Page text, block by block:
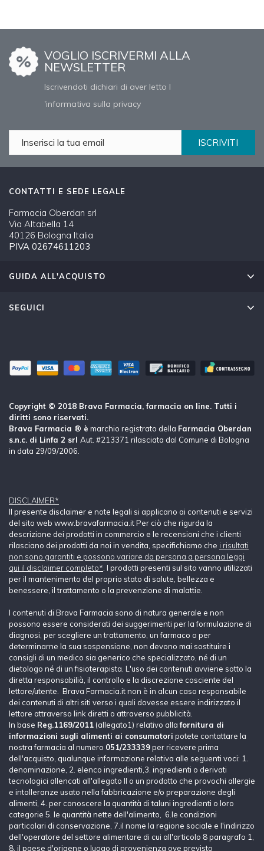
VOGLIO ISCRIVERMI ALLA
NEWSLETTER
Iscrivendoti dichiari di aver letto l
'informativa sulla privacy
ISCRIVITI
CONTATTI E SEDE LEGALE
Farmacia Oberdan srl
Via Altabella 14
40126 Bologna Italia
PIVA 02674611203
GUIDA ALL'ACQUISTO
SEGUICI
Copyright © 2018 Brava Farmacia, farmacia on line. Tutti i
diritti sono riservati.
Brava Farmacia ® è marchio registrato della Farmacia Oberdan
s.n.c. di Linfa 2 srl Aut. #213371 rilasciata dal Comune di Bologna
in data 29/09/2006.
DISCLAIMER*
Il presente disclaimer e note legali si applicano ai contenuti e servizi
del sito web www.bravafarmacia.it Per ciò che rigurda la
descrizione dei prodotti in commercio e le recensioni che i clienti
rilasciano dei prodotti da noi in vendita, specifichiamo che i risultati
non sono garantiti e possono variare da persona a persona leggi
qui il disclaimer completo* . I prodotti presenti sul sito vanno utilizzati
per il mantenimento del proprio stato di salute, bellezza e
benessere, il trattamento o la prevenzione di malattie.
I contenuti di Brava Farmacia sono di natura generale e non
possono essere considerati dei suggerimenti per la formulazione di
diagnosi, per scegliere un trattamento, un farmaco o per
determinarne la sua sospensione, non devono mai sostituire i
consigli di un medico sia generico che specializzato, né di un
dietologo né di un fisioterapista. L'uso dei contenuti avviene sotto la
diretta responsabilià, il controllo e la discrezione cosciente del
lettore/utente. Brava Farmacia.it non è in alcun caso responsabile
dei contenuti di altri siti verso i quali dovesse essere indirizzato il
lettore attraverso link diretti o attraverso pubblicità.
In base Reg.1169/2011 (allegato1) relativo allafornitura di
informazioni sugli alimenti ai consumatori potete contattare la
nostra farmacia al numero 051/233339per ricevere prima
dell'acquisto, qualunque informazione relativa alle seguenti voci: 1.
denominazione, 2. elenco ingredienti,3. ingredienti o derivati
tecnologici allencati all'allegato II o un prodotto che provochi allergie
e intolleranze usato nella fabbricazione e/o preparazione degli
alimenti, 4. per conoscere la quantità di taluni ingredienti o loro
categorie 5. le quantità nette dell'alimento, 6.le condizioni
particolari di conservazione, 7.il nome la regione sociale e l'indirizzo
dell'operatore del settore alimentare di cui all'articolo 8 paragrafo 1,
8. il paese d'origene o luogo di provenienza ove previsto